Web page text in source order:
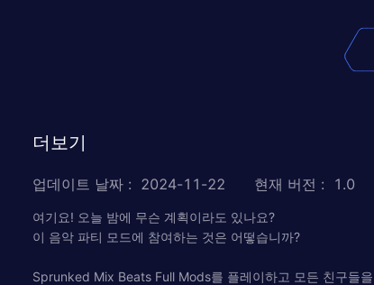
더보기
업데이트 날짜 : 2024-11-22 현재 버전 : 1.0
여기요! 오늘 밤에 무슨 계획이라도 있나요?
이 음악 파티 모드에 참여하는 것은 어떻습니까?
Sprunked Mix Beats Full Mods를 플레이하고 모든 친구들